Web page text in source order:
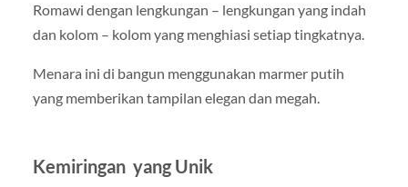
Romawi dengan lengkungan – lengkungan yang indah
dan kolom – kolom yang menghiasi setiap tingkatnya.
Menara ini di bangun menggunakan marmer putih
yang memberikan tampilan elegan dan megah.
Kemiringan yang Unik